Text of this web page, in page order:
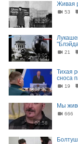
02:27
Живая
53
18:05
21
18:32
Тихая
сноса
19
00:58
Мы
666